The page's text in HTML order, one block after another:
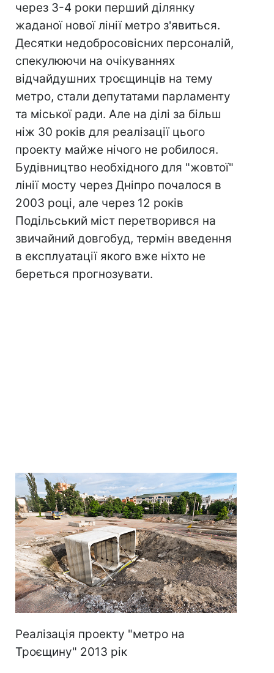
через 3-4 роки перший ділянку
жаданої нової лінії метро з'явиться.
Десятки недобросовісних персоналій,
спекулюючи на очікуваннях
відчайдушних троєщинців на тему
метро, стали депутатами парламенту
та міської ради. Але на ділі за більш
ніж 30 років для реалізації цього
проекту майже нічого не робилося.
Будівництво необхідного для "жовтої"
лінії мосту через Дніпро почалося в
2003 році, але через 12 років
Подільський міст перетворився на
звичайний довгобуд, термін введення
в експлуатації якого вже ніхто не
береться прогнозувати.
Реалізація проекту "метро на
Троєщину" 2013 рік